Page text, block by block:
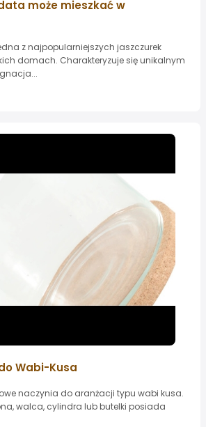
może mieszkać w
z najpopularniejszych jaszczurek
domach. Charakteryzuje się unikalnym
Wabi-Kusa
naczynia do aranżacji typu wabi kusa.
walca, cylindra lub butelki posiada